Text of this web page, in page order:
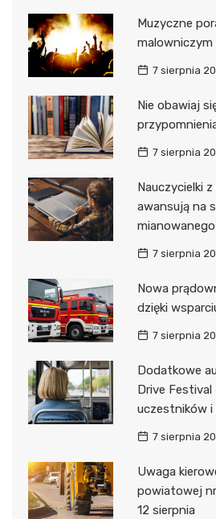
Muzyczne
malowniczym
7 sierpnia
Nie obawiaj
7 sierpnia
Nauczycielki
awansują na
mianowanego
7 sierpnia
Nowa
dzięki
7 sierpnia
Dodatkowe
Drive Festival
uczestników i
7 sierpnia
Uwaga
powiatowej
12 sierpnia